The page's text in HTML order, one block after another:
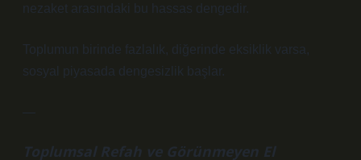
nezaket arasındaki bu hassas dengedir.
Toplumun birinde fazlalık, diğerinde eksiklik varsa,
sosyal piyasada dengesizlik başlar.
—
Toplumsal Refah ve Görünmeyen El